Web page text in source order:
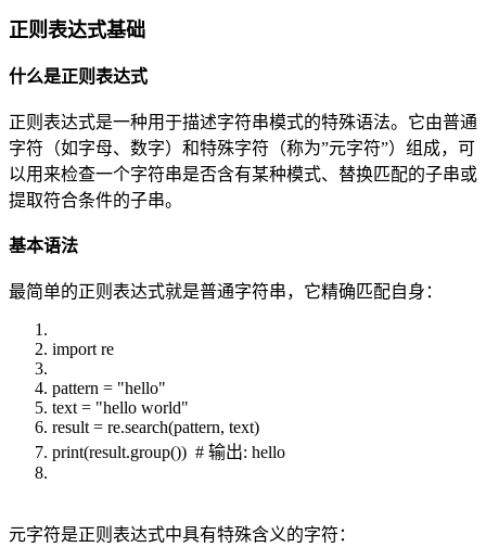
正则表达式基础
什么是正则表达式
正则表达式是一种用于描述字符串模式的特殊语法。它由普通
字符（如字母、数字）和特殊字符（称为”元字符”）组成，可
以用来检查一个字符串是否含有某种模式、替换匹配的子串或
提取符合条件的子串。
基本语法
最简单的正则表达式就是普通字符串，它精确匹配自身：
import re
pattern = "hello"
text = "hello world"
result = re.search(pattern, text)
print(result.group()) # 输出: hello
元字符是正则表达式中具有特殊含义的字符：